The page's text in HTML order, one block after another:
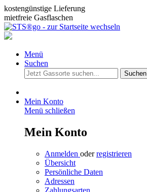
kostengünstige Lieferung
mietfreie Gasflaschen
Menü
Suchen
Suchen
Mein Konto
Menü schließen
Mein Konto
Anmelden oderregistrieren
Übersicht
Persönliche Daten
Adressen
Zahlungsarten